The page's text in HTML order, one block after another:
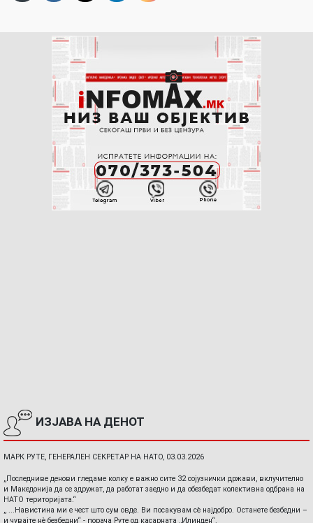
ИЗЈАВА НА ДЕНОТ
МАРК РУТЕ, ГЕНЕРАЛЕН СЕКРЕТАР НА НАТО, 03.03.2026
„Последниве денови гледаме колку е важно сите 32 сојузнички држави, вклучително
и Македонија да се здружат, да работат заедно и да обезбедат колективна одбрана на
НАТО територијата.“
„ ...Навистина ми е чест што сум овде. Ви посакувам сè најдобро. Останете безбедни –
и чувајте нè безбедни“ - порача Руте од касарната „Илинден“.